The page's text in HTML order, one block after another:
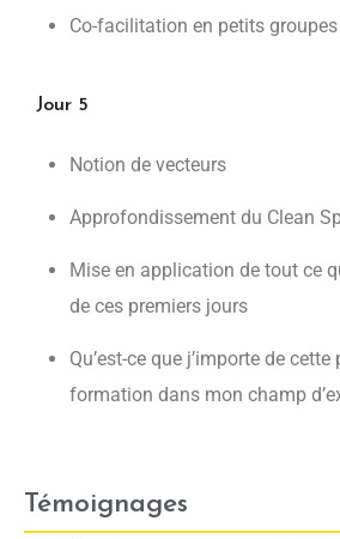
Co-facilitation en petits
Jour 5
Notion de vecteurs
Approfondissement du Clean
Mise en application de tout ce
de ces premiers jours
Qu’est-ce que j’importe de
formation dans mon champ
Témoignages